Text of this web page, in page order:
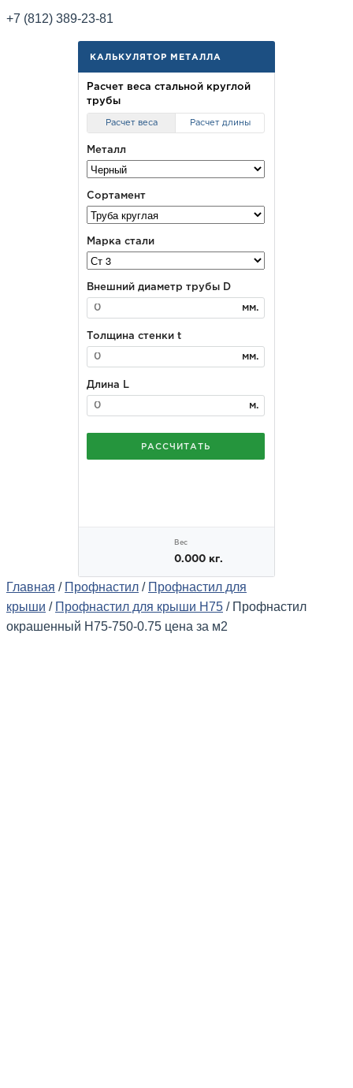
+7 (812) 389-23-81
Главная / Профнастил / Профнастил для
крыши / Профнастил для крыши Н75 / Профнастил
окрашенный H75-750-0.75 цена за м2